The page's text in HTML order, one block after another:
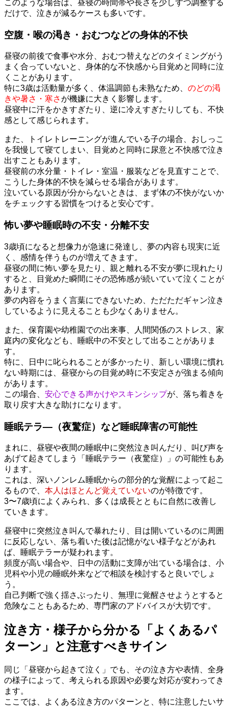
このような場合は、昼寝の時間帯や長さを少しずつ調整する
だけで、泣きが減るケースも多いです。
空腹・喉の渇き・おむつなどの身体的不快
昼寝の前後で食事や水分、おむつ替えなどのタイミングがう
まく合っていないと、身体的な不快感から目覚めと同時に泣
くことがあります。
特に3歳は活動量が多く、体温調節も未熟なため、 のどの渇
きや暑さ・寒さ が機嫌に大きく影響します。
昼寝中に汗をかきすぎたり、逆に冷えすぎたりしても、不快
感として感じられます。
また、トイレトレーニングが進んでいる子の場合、おしっこ
を我慢して寝てしまい、目覚めと同時に尿意と不快感で泣き
出すこともあります。
昼寝前の水分量・トイレ・室温・服装などを見直すことで、
こうした身体的不快を減らせる場合があります。
泣いている原因が分からないときは、まず体の不快がないか
をチェックする習慣をつけると安心です。
怖い夢や睡眠時の不安・分離不安
3歳頃になると想像力が急速に発達し、夢の内容も現実に近
く、感情を伴うものが増えてきます。
昼寝の間に怖い夢を見たり、親と離れる不安が夢に現れたり
すると、目覚めた瞬間にその恐怖感が続いていて泣くことが
あります。
夢の内容をうまく言葉にできないため、ただただギャン泣き
しているように見えることも少なくありません。
また、保育園や幼稚園での出来事、人間関係のストレス、家
庭内の変化なども、睡眠中の不安として出ることがありま
す。
特に、日中に叱られることが多かったり、新しい環境に慣れ
ない時期には、昼寝からの目覚め時に不安定さが強まる傾向
があります。
この場合、 安心できる声かけやスキンシップが、落ち着きを
取り戻す大きな助けになります。
睡眠テラ―（夜驚症）など睡眠障害の可能性
まれに、昼寝や夜間の睡眠中に突然泣き叫んだり、叫び声を
あげて起きてしまう「睡眠テラー（夜驚症）」の可能性もあ
ります。
これは、深いノンレム睡眠からの部分的な覚醒によって起こ
るもので、 本人はほとんど覚えていないのが特徴です。
3〜7歳頃によくみられ、多くは成長とともに自然に改善し
ていきます。
昼寝中に突然泣き叫んで暴れたり、目は開いているのに周囲
に反応しない、落ち着いた後は記憶がない様子などがあれ
ば、睡眠テラーが疑われます。
頻度が高い場合や、日中の活動に支障が出ている場合は、小
児科や小児の睡眠外来などで相談を検討すると良いでしょ
う。
自己判断で強く揺さぶったり、無理に覚醒させようとすると
危険なこともあるため、専門家のアドバイスが大切です。
泣き方・様子から分かる「よくあるパ
ターン」と注意すべきサイン
同じ「昼寝から起きて泣く」でも、その泣き方や表情、全身
の様子によって、考えられる原因や必要な対応が変わってき
ます。
ここでは、よくある泣き方のパターンと、特に注意したいサ